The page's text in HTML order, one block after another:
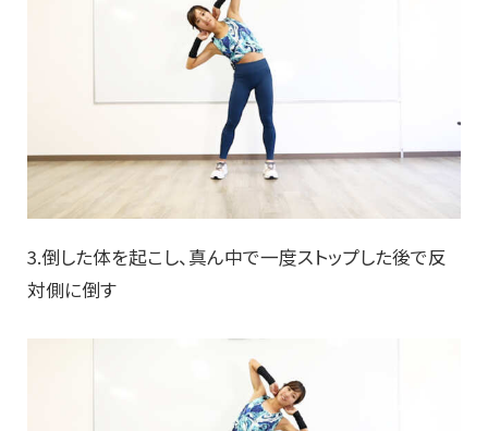
3.倒した体を起こし、真ん中で一度ストップした後で反
対側に倒す